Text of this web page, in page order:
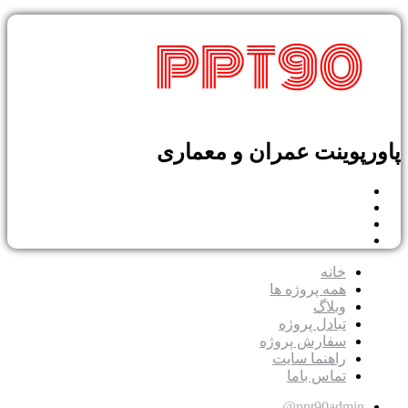
عمران و معماری
خانه
همه پروژه ها
وبلاگ
تبادل پروژه
سفارش پروژه
راهنما سایت
تماس باما